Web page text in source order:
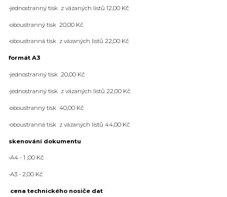
•jednostranný tisk z vázaných listů 12,00 Kč
•oboustranný tisk 20,00 Kč
•oboustranná tisk z vázaných listů 22,00 Kč
formát A3
•jednostranný tisk 20,00 Kč
•jednostranný tisk z vázaných listů 22,00 Kč
•oboustranný tisk 40,00 Kč
•oboustranná tisk z vázaných listů 44,00 Kč
skenování dokumentu
•A4 - 1 ,00 Kč
•A3 - 2,00 Kč
cena technického nosiče dat